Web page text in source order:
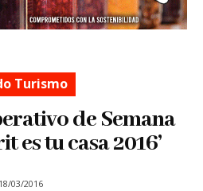
Turismo
de Semana
es tu casa 2016’
18/03/2016